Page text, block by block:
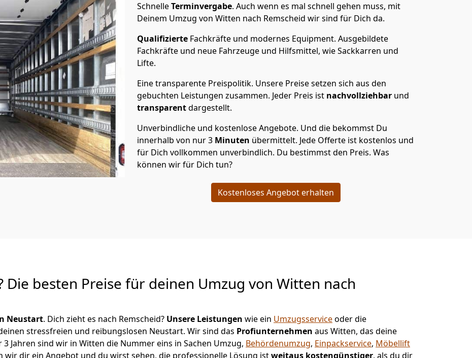
SchnelleTerminvergabe. Auch wenn es mal schnell gehen muss, mit
Deinem Umzug von Witten nach Remscheid wir sind für Dich da.
Qualifizierte Fachkräfte und modernes Equipment. Ausgebildete
Fachkräfte und neue Fahrzeuge und Hilfsmittel, wie Sackkarren und
Lifte.
Eine transparente Preispolitik. Unsere Preise setzen sich aus den
gebuchten Leistungen zusammen. Jeder Preis ist nachvollziehbar und
transparentdargestellt.
Unverbindliche und kostenlose Angebote. Und die bekommst Du
innerhalb von nur3 Minuten übermittelt. Jede Offerte ist kostenlos und
für Dich vollkommen unverbindlich. Du bestimmst den Preis. Was
können wir für Dich tun?
Kostenloses Angebot erhalten
besten Preise für deinen Umzug von Witten nach
Neustart. Dich zieht es nach Remscheid? Unsere Leistungen wie ein Umzugsserviceoder die
stressfreien und reibungslosen Neustart. Wir sind das Profiunternehmen aus Witten, das deine
3 Jahren sind wir in Witten die Nummer eins in Sachen Umzug, Behördenumzug, Einpackservice, Möbellift
wir dir ein Angebot und du wirst sehen, die professionelle Lösung istweitaus kostengünstiger, als du dir